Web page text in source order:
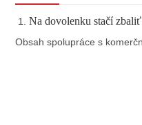
Na dovolenku stačí
Obsah spolupráce s